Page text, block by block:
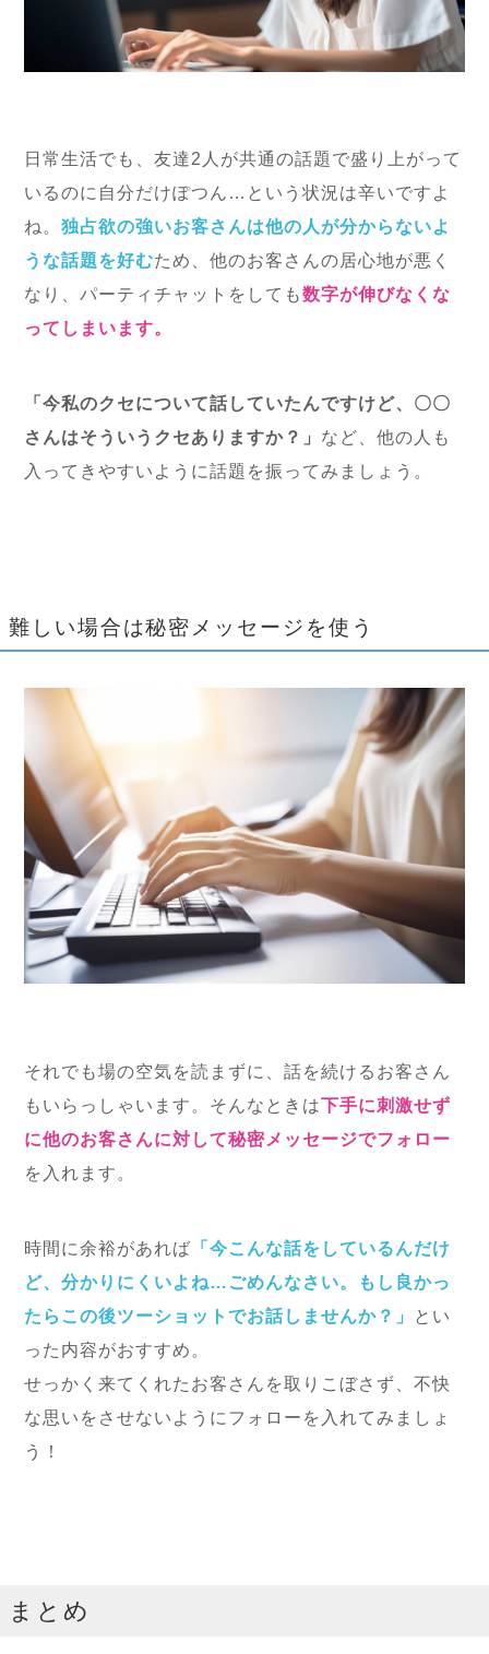
日常生活でも、友達2人が共通の話題で盛り上がって
いるのに自分だけぽつん…という状況は辛いですよ
ね。独占欲の強いお客さんは他の人が分からないよ
うな話題を好むため、他のお客さんの居心地が悪く
なり、パーティチャットをしても数字が伸びなくな
ってしまいます。
「今私のクセについて話していたんですけど、〇〇
さんはそういうクセありますか？」 など、他の人も
入ってきやすいように話題を振ってみましょう。
難しい場合は秘密メッセージを使う
それでも場の空気を読まずに、話を続けるお客さん
もいらっしゃいます。そんなときは下手に刺激せず
に他のお客さんに対して秘密メッセージでフォロー
を入れます。
時間に余裕があれば 「今こんな話をしているんだけ
ど、分かりにくいよね…ごめんなさい。もし良かっ
たらこの後ツーショットでお話しませんか？」
とい
った内容がおすすめ。
せっかく来てくれたお客さんを取りこぼさず、不快
な思いをさせないようにフォローを入れてみましょ
う！
まとめ